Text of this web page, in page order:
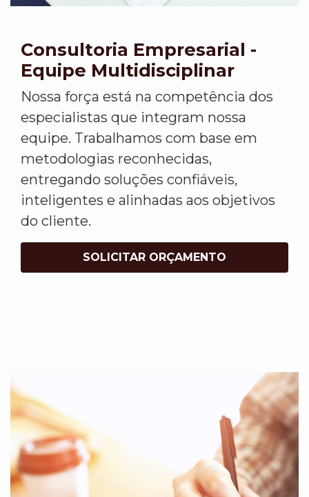
Consultoria Empresarial -
Equipe Multidisciplinar
Nossa força está na competência dos
especialistas que integram nossa
equipe. Trabalhamos com base em
metodologias reconhecidas,
entregando soluções confiáveis,
inteligentes e alinhadas aos objetivos
do cliente.
SOLICITAR ORÇAMENTO